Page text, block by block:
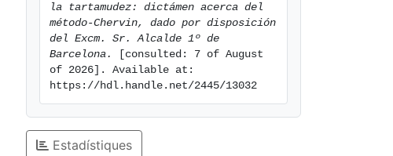
la tartamudez: dictámen acerca del
método-Chervin, dado por disposición
del Excm. Sr. Alcalde 1º de
Barcelona.
[consulted: 7 of August
of 2026]. Available at:
https://hdl.handle.net/2445/13032
Estadístiques